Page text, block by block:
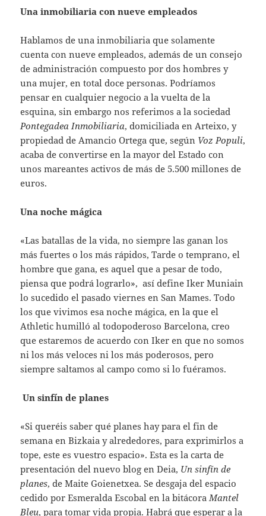
Una inmobiliaria con nueve empleados
Hablamos de una inmobiliaria que solamente
cuenta con nueve empleados, además de un consejo
de administración compuesto por dos hombres y
una mujer, en total doce personas. Podríamos
pensar en cualquier negocio a la vuelta de la
esquina, sin embargo nos referimos a la sociedad
Pontegadea Inmobiliaria, domiciliada en Arteixo, y
propiedad de Amancio Ortega que, según Voz Populi,
acaba de convertirse en la mayor del Estado con
unos mareantes activos de más de 5.500 millones de
euros.
Una noche mágica
«Las batallas de la vida, no siempre las ganan los
más fuertes o los más rápidos, Tarde o temprano, el
hombre que gana, es aquel que a pesar de todo,
piensa que podrá lograrlo», así define Iker Muniain
lo sucedido el pasado viernes en San Mames. Todo
los que vivimos esa noche mágica, en la que el
Athletic humilló al todopoderoso Barcelona, creo
que estaremos de acuerdo con Iker en que no somos
ni los más veloces ni los más poderosos, pero
siempre saltamos al campo como si lo fuéramos.
Un sinfín de planes
«Si queréis saber qué planes hay para el fin de
semana en Bizkaia y alrededores, para exprimirlos a
tope, este es vuestro espacio». Esta es la carta de
presentación del nuevo blog en Deia, Un sinfín de
planes, de Maite Goienetxea. Se desgaja del espacio
cedido por Esmeralda Escobal en la bitácora Mantel
Bleu, para tomar vida propia. Habrá que esperar a la